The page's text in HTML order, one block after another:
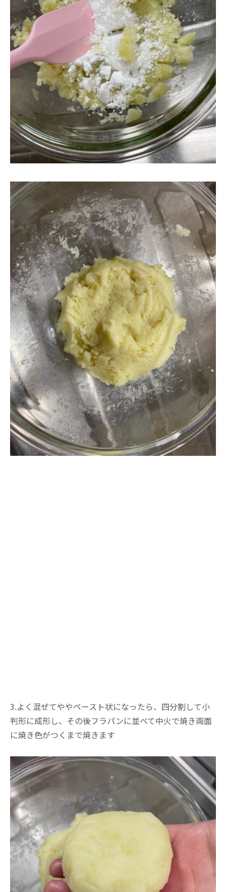
3.よく混ぜてややペースト状になったら、四分割して小
判形に成形し、その後フラパンに並べて中火で焼き両面
に焼き色がつくまで焼きます